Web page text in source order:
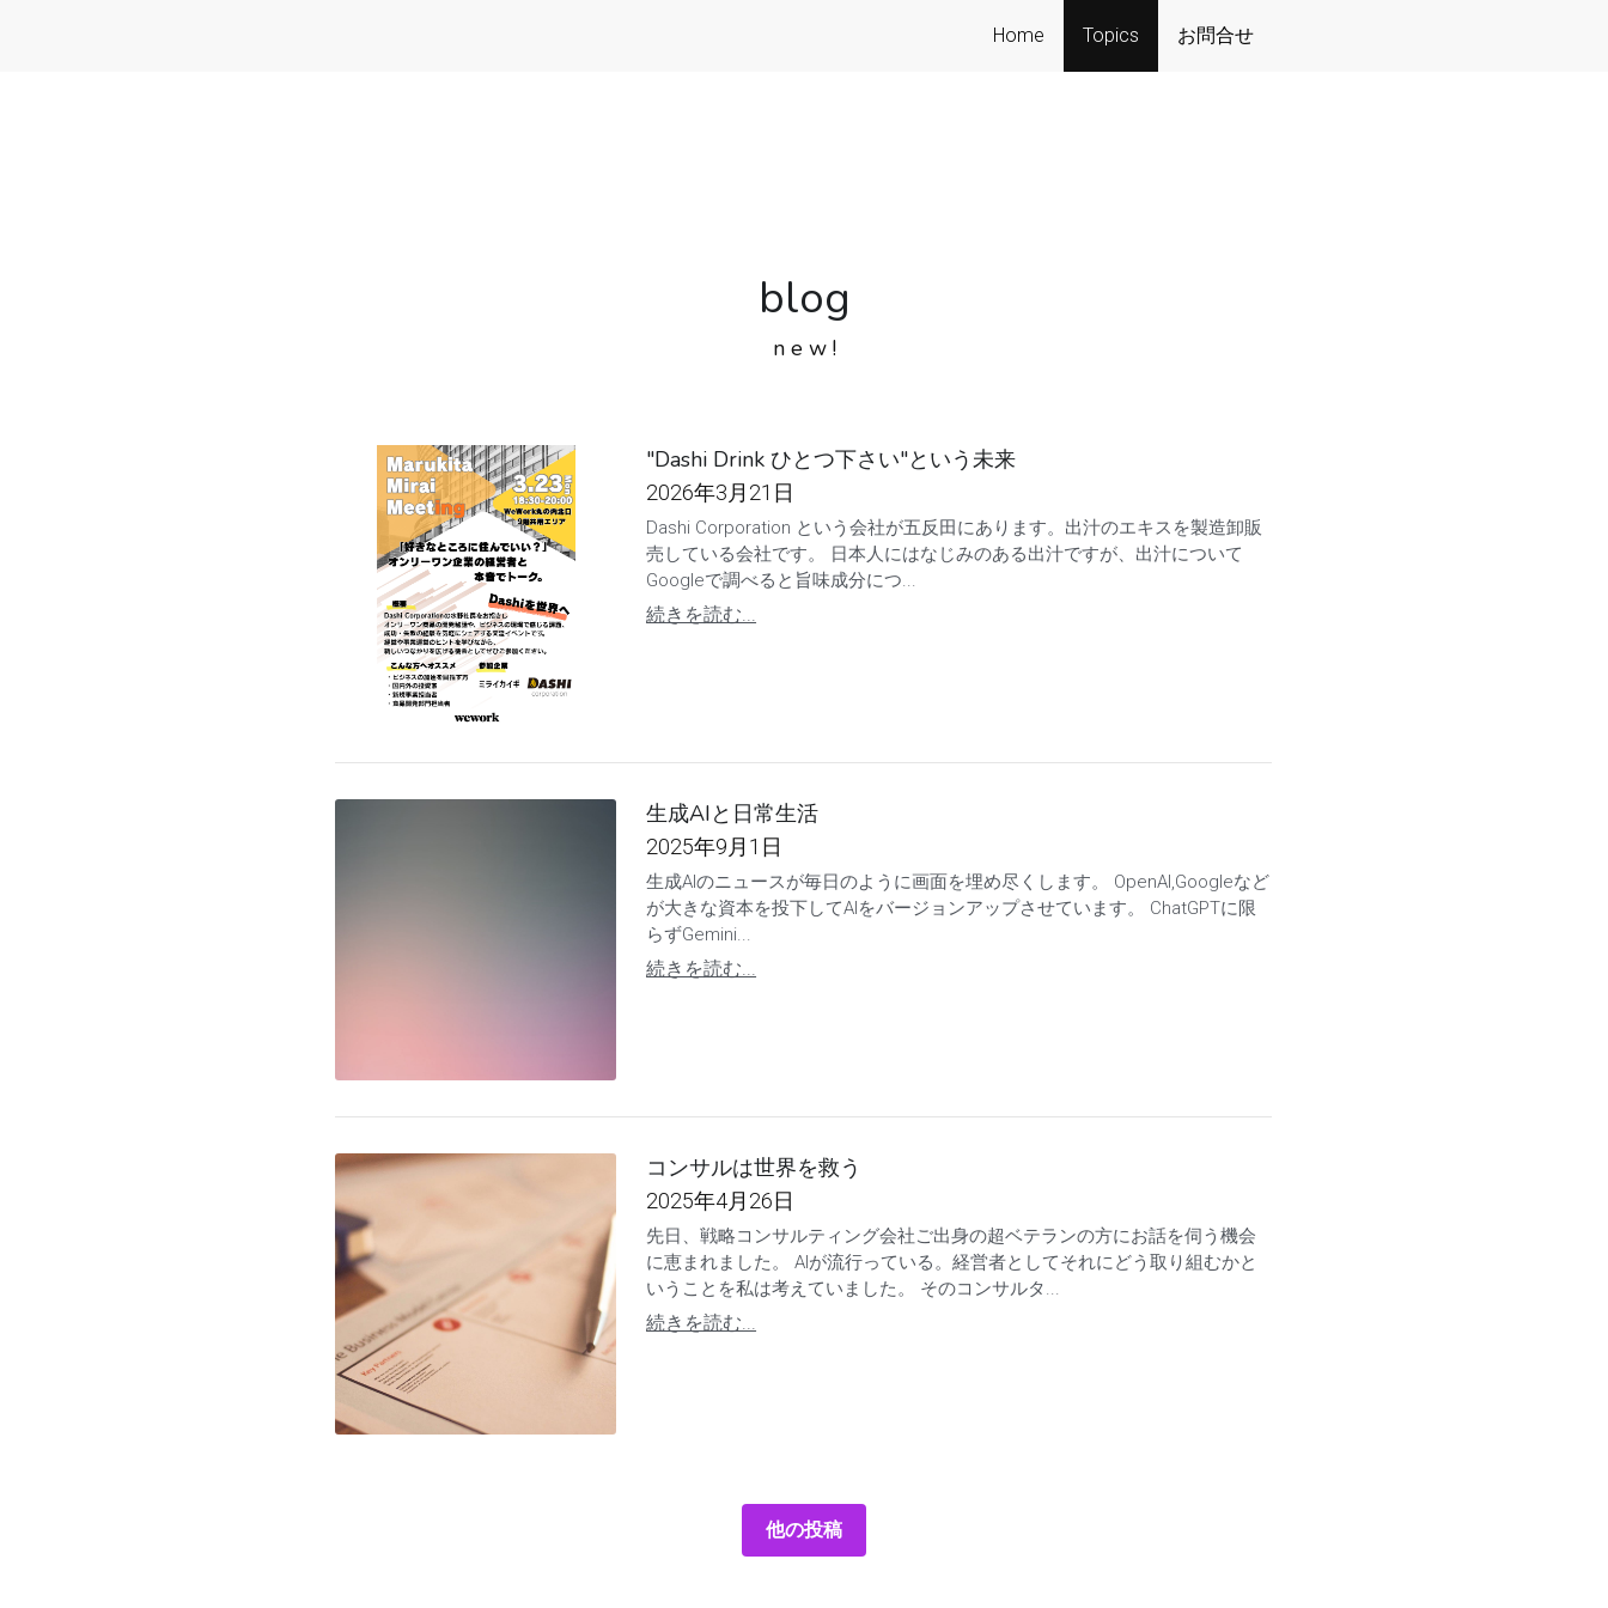
Home Topics お問合せ
blog
n e w !
"Dashi Drink ひとつ下さい"という未来
2026年3月21日
Dashi Corporation という会社が五反田にあります。出汁のエキスを製造卸販
売している会社です。 日本人にはなじみのある出汁ですが、出汁について
Googleで調べると旨味成分につ...
続きを読む...
生成AIと日常生活
2025年9月1日
生成AIのニュースが毎日のように画面を埋め尽くします。 OpenAI,Googleなど
が大きな資本を投下してAIをバージョンアップさせています。 ChatGPTに限
らずGemini...
続きを読む...
コンサルは世界を救う
2025年4月26日
先日、戦略コンサルティング会社ご出身の超ベテランの方にお話を伺う機会
に恵まれました。 AIが流行っている。経営者としてそれにどう取り組むかと
いうことを私は考えていました。 そのコンサルタ...
続きを読む...
他の投稿